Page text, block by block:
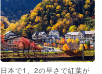
日本で1、2の早さで紅葉が